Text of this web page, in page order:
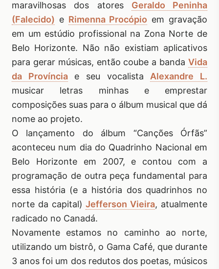
maravilhosas dos atores Geraldo Peninha
(Falecido) e Rimenna Procópio em gravação
em um estúdio profissional na Zona Norte de
Belo Horizonte. Não não existiam aplicativos
para gerar músicas, então coube a banda Vida
da Provínciae seu vocalista Alexandre L.
musicar letras minhas e emprestar
composições suas para o álbum musical que dá
nome ao projeto.
O lançamento do álbum “Canções Órfãs”
aconteceu num dia do Quadrinho Nacional em
Belo Horizonte em 2007, e contou com a
programação de outra peça fundamental para
essa história (e a história dos quadrinhos no
norte da capital)Jefferson Vieira, atualmente
radicado no Canadá.
Novamente estamos no caminho ao norte,
utilizando um bistrô, o Gama Café, que durante
3 anos foi um dos redutos dos poetas, músicos